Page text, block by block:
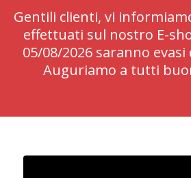
Gentili clienti, vi
effettuati sul nostro E-
05/08/2026 saranno evasi
Auguriamo a tutti